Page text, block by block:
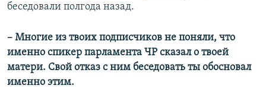
беседовали полгода назад.
– Многие из твоих подписчиков не поняли, что
именно спикер парламента ЧР сказал о твоей
матери. Свой отказ с ним беседовать ты обосновал
именно этим.